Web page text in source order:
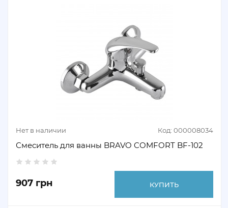
Нет в наличии Код: 000008034
Смеситель для ванны BRAVO COMFORT BF-102
907 грн КУПИТЬ